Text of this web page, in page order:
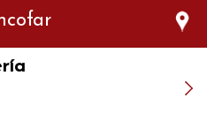
is not
declaration for domain group
Please add it to
Manager to authorize